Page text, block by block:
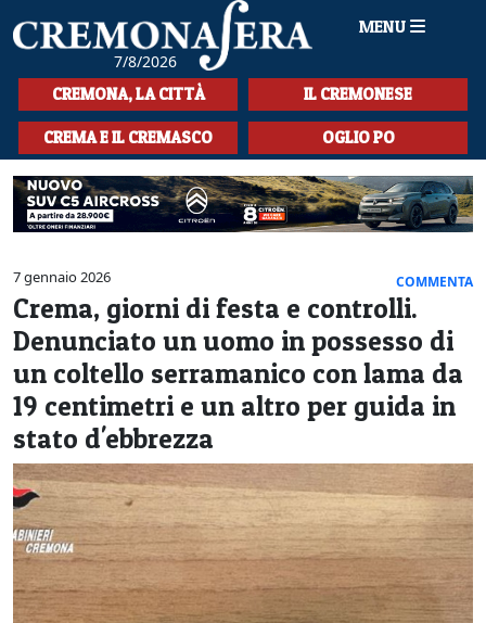
7/8/2026
MENU
HOME
CRONACA
SPORT
LA MUSICA
CULTURA
LA STORIA
SPETTACOLI
L'EDITORIALE
SEZIONI
CERCA
CREMONA, LA CITTÀ IL CREMONESE
CREMA E IL CREMASCO OGLIO PO
7 gennaio 2026 COMMENTA
Crema, giorni di festa e controlli.
Denunciato un uomo in possesso di
un coltello serramanico con lama da
19 centimetri e un altro per guida in
stato d'ebbrezza